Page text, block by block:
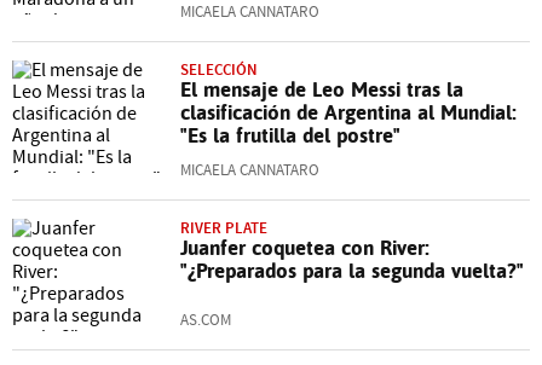
MICAELA CANNATARO
SELECCIÓN
El mensaje de Leo Messi tras la
clasificación de Argentina al Mundial:
"Es la frutilla del postre"
MICAELA CANNATARO
RIVER PLATE
Juanfer coquetea con River:
"¿Preparados para la segunda vuelta?"
AS.COM